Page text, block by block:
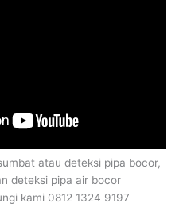
atau deteksi pipa bocor,
deteksi pipa air bocor
kami 0812 1324 9197